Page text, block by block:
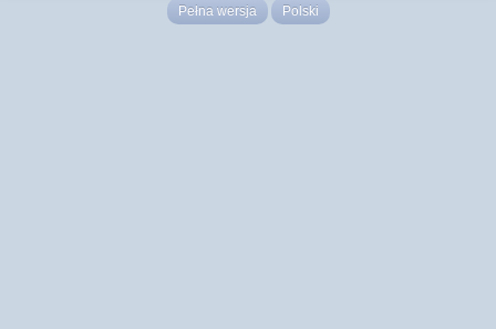
Pełna wersja Polski